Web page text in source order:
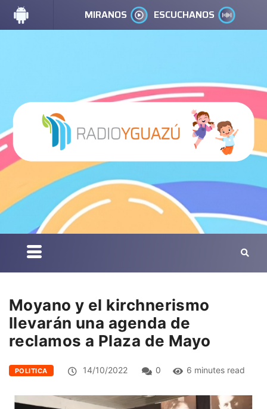
MIRANOS ESCUCHANOS
Moyano y el kirchnerismo
llevarán una agenda de
reclamos a Plaza de Mayo
POLITICA 14/10/2022 0 6 minutes read